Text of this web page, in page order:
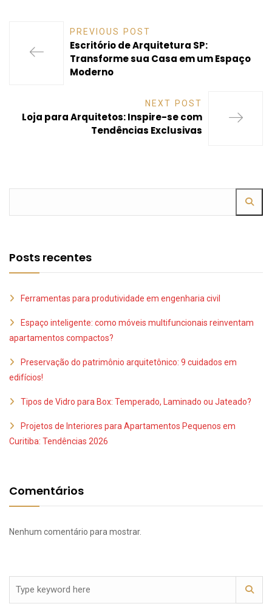
PREVIOUS POST
Escritório de Arquitetura SP:
Transforme sua Casa em um Espaço
Moderno
NEXT POST
Loja para Arquitetos: Inspire-se com
Tendências Exclusivas
Posts recentes
Ferramentas para produtividade em engenharia civil
Espaço inteligente: como móveis multifuncionais reinventam
apartamentos compactos?
Preservação do patrimônio arquitetônico: 9 cuidados em
edifícios!
Tipos de Vidro para Box: Temperado, Laminado ou Jateado?
Projetos de Interiores para Apartamentos Pequenos em
Curitiba: Tendências 2026
Comentários
Nenhum comentário para mostrar.